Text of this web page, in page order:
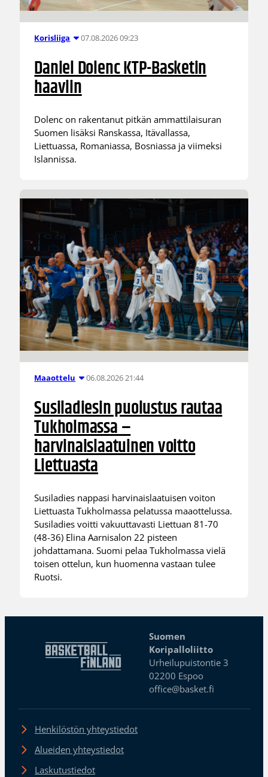
Korisliiga 07.08.2026 09:23
Daniel Dolenc KTP-Basketin
haaviin
Dolenc on rakentanut pitkän ammattilaisuran
Suomen lisäksi Ranskassa, Itävallassa,
Liettuassa, Romaniassa, Bosniassa ja viimeksi
Islannissa.
Maaottelu 06.08.2026 21:44
Susiladiesin puolustus rautaa
Tukholmassa –
harvinaislaatuinen voitto
Liettuasta
Susiladies nappasi harvinaislaatuisen voiton
Liettuasta Tukholmassa pelatussa maaottelussa.
Susiladies voitti vakuuttavasti Liettuan 81-70
(48-36) Elina Aarnisalon 22 pisteen
johdattamana. Suomi pelaa Tukholmassa vielä
toisen ottelun, kun huomenna vastaan tulee
Ruotsi.
Suomen
Koripalloliitto
Urheilupuistontie 3
02200 Espoo
office@basket.fi
Henkilöstön yhteystiedot
Alueiden yhteystiedot
Laskutustiedot